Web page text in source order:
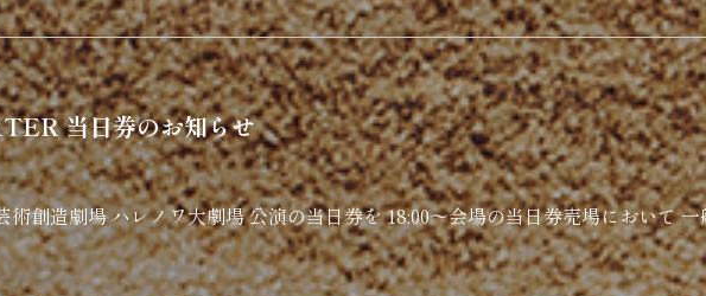
当日券のお知らせ
術創造劇場 ハレノワ大劇場 公演の当日券を 18:00～会場の当日券売場において